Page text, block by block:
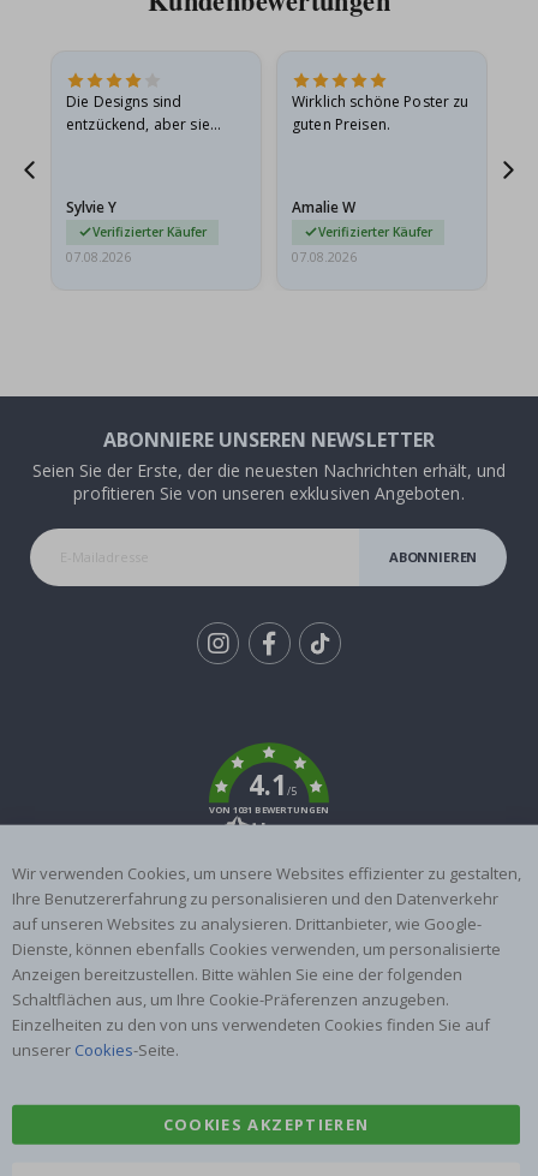
Die Designs sind
entzückend, aber sie
sie…
Sylvie Y
Verifizierter Käufer
07.08.2026
Wirklich schöne Poster zu
guten Preisen.
Amalie W
Verifizierter Käufer
07.08.2026
ABONNIERE UNSEREN NEWSLETTER
Seien Sie der Erste, der die neuesten Nachrichten erhält, und
profitieren Sie von unseren exklusiven Angeboten.
ABONNIEREN
4.1/5
VON 1031 BEWERTUNGEN
Über uns
Häufig gestellte fragen
Anleitungen
Kontakt
Arbeiten sie mit uns
zusammen!
Bedingungen
Cookies
#yesnamly
Recht zu stornieren
Bewertungen von
Beliebte Kategorien
Wir verwenden Cookies, um unsere Websites effizienter zu gestalten,
Ihre Benutzererfahrung zu personalisieren und den Datenverkehr
auf unseren Websites zu analysieren. Drittanbieter, wie Google-
Dienste, können ebenfalls Cookies verwenden, um personalisierte
Anzeigen bereitzustellen. Bitte wählen Sie eine der folgenden
Schaltflächen aus, um Ihre Cookie-Präferenzen anzugeben.
Einzelheiten zu den von uns verwendeten Cookies finden Sie auf
unserer Cookies-Seite.
COOKIES AKZEPTIEREN